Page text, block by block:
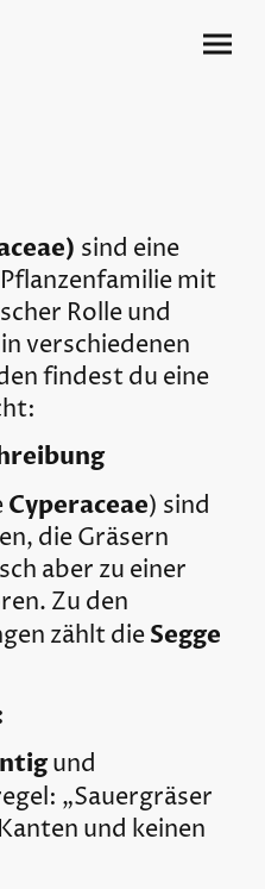
sind eine
mit
Rolle und
verschiedenen
findest du eine
Cyperaceae) sind
die Gräsern
aber zu einer
Zu den
zählt dieSegge
und
„Sauergräser
und keinen